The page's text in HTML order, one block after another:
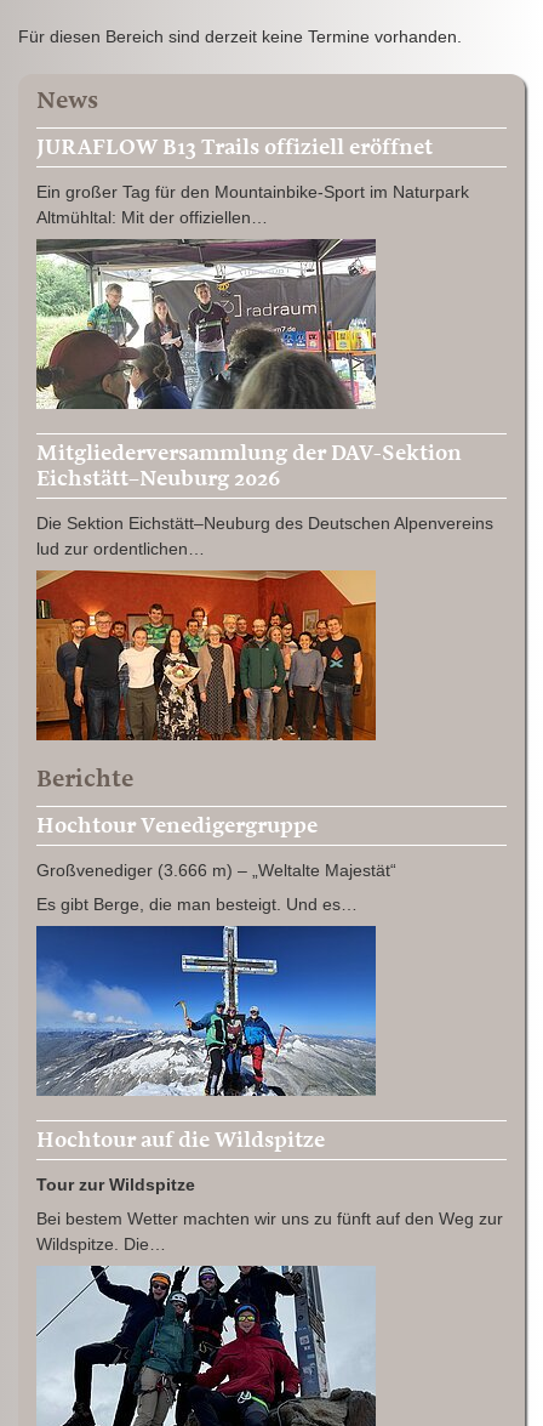
Für diesen Bereich sind derzeit keine Termine vorhanden.
News
JURAFLOW B13 Trails offiziell eröffnet
Ein großer Tag für den Mountainbike-Sport im Naturpark
Altmühltal: Mit der offiziellen…
Mitgliederversammlung der DAV-Sektion
Eichstätt–Neuburg 2026
Die Sektion Eichstätt–Neuburg des Deutschen Alpenvereins
lud zur ordentlichen…
Berichte
Hochtour Venedigergruppe
Großvenediger (3.666 m) – „Weltalte Majestät“
Es gibt Berge, die man besteigt. Und es…
Hochtour auf die Wildspitze
Tour zur Wildspitze
Bei bestem Wetter machten wir uns zu fünft auf den Weg zur
Wildspitze. Die…